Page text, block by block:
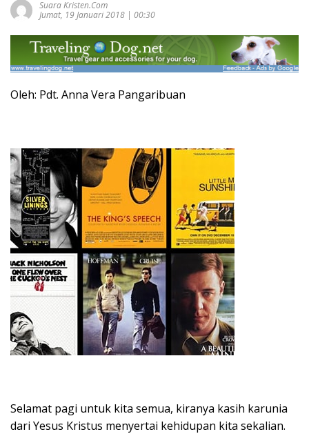
Suara Kristen.com
Jumat, 19 Januari 2018 | 00:30
Oleh: Pdt. Anna Vera Pangaribuan
Selamat pagi untuk kita semua, kiranya kasih karunia
dari Yesus Kristus menyertai kehidupan kita sekalian.